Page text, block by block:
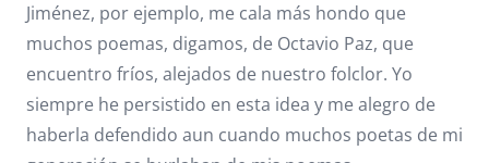
Jiménez, por ejemplo, me cala más hondo que
muchos poemas, digamos, de Octavio Paz, que
encuentro fríos, alejados de nuestro folclor. Yo
siempre he persistido en esta idea y me alegro de
haberla defendido aun cuando muchos poetas de mi